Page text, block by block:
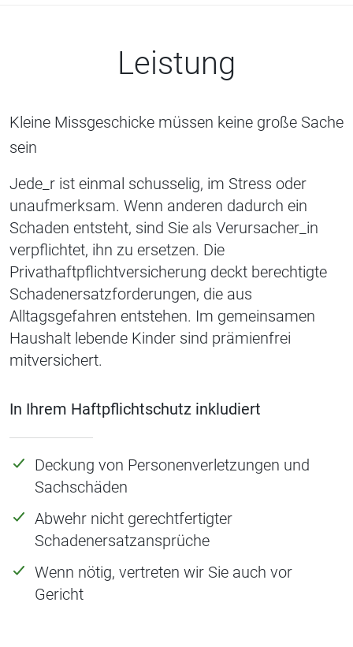
Leistung
Kleine Missgeschicke müssen keine große Sache
sein
Jede_r ist einmal schusselig, im Stress oder
unaufmerksam. Wenn anderen dadurch ein
Schaden entsteht, sind Sie als Verursacher_in
verpflichtet, ihn zu ersetzen. Die
Privathaftpflichtversicherung deckt berechtigte
Schadenersatzforderungen, die aus
Alltagsgefahren entstehen. Im gemeinsamen
Haushalt lebende Kinder sind prämienfrei
mitversichert.
In Ihrem Haftpflichtschutz inkludiert
Deckung von Personenverletzungen und
Sachschäden
Abwehr nicht gerechtfertigter
Schadenersatzansprüche
Wenn nötig, vertreten wir Sie auch vor
Gericht